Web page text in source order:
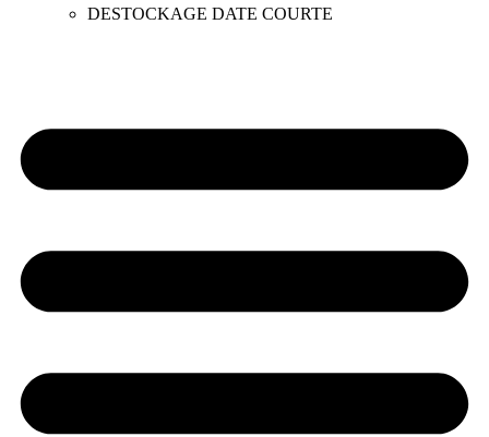
DESTOCKAGE DATE COURTE